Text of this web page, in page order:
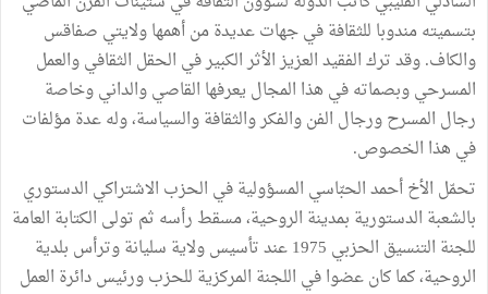
بتسميته مندوبا للثقافة في جهات عديدة من أهمها ولايتي صفاقس
والكاف. وقد ترك الفقيد العزيز الأثر الكبير في الحقل الثقافي والعمل
المسرحي وبصماته في هذا المجال يعرفها القاصي والداني وخاصة
رجال المسرح ورجال الفن والفكر والثقافة والسياسة، وله عدة مؤلفات
في هذا الخصوص.
تحمّل الأخ أحمد الحبّاسي المسؤولية في الحزب الاشتراكي الدستوري
بالشعبة الدستورية بمدينة الروحية، مسقط رأسه ثم تولى الكتابة العامة
للجنة التنسيق الحزبي 1975 عند تأسيس ولاية سليانة وترأس بلدية
الروحية، كما كان عضوا في اللجنة المركزية للحزب ورئيس دائرة العمل